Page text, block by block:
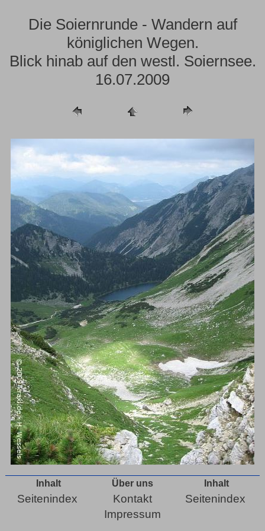
Die Soiernrunde - Wandern auf
königlichen Wegen.
Blick hinab auf den westl. Soiernsee.
16.07.2009
Inhalt
Seitenindex
Über uns
Kontakt
Impressum
Inhalt
Seitenindex